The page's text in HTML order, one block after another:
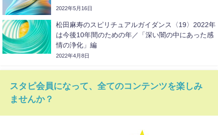
2022年5月16日
松田麻寿のスピリチュアルガイダンス〈19〉2022年
は今後10年間のための年／「深い闇の中にあった感
情の浄化」編
2022年4月8日
スタピ会員になって、全てのコンテンツを楽しみ
ませんか？